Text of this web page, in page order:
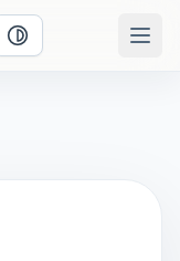
Activer le mode